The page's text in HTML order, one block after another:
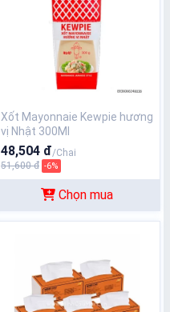
Xốt Mayonnaie Kewpie hương
vị Nhật 300Ml
48,504 đ/Chai
51,600 đ -6%
Chọn mua